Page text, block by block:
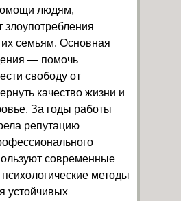
людям,
семьям. Основная
— помочь
свободу от
качество жизни и
За годы работы
репутацию
современные
методы
устойчивых